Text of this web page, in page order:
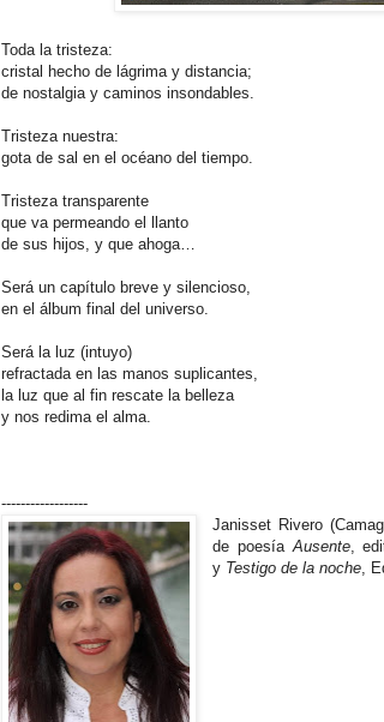
Toda la tristeza:
cristal hecho de lágrima y distancia;
de nostalgia y caminos insondables.
Tristeza nuestra:
gota de sal en el océano del tiempo.
Tristeza transparente
que va permeando el llanto
de sus hijos, y que ahoga…
Será un capítulo breve y silencioso,
en el álbum final del universo.
Será la luz (intuyo)
refractada en las manos suplicantes,
la luz que al fin rescate la belleza
y nos redima el alma.
------------------
Janisset Rivero
de poesíaAusente,
y Testigo de la noche,